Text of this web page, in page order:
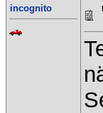
incognito